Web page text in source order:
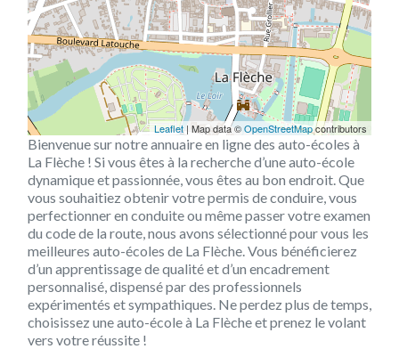
Leaflet| Map data ©OpenStreetMapcontributors
Bienvenue sur notre annuaire en ligne des auto-écoles à
La Flèche ! Si vous êtes à la recherche d’une auto-école
dynamique et passionnée, vous êtes au bon endroit. Que
vous souhaitiez obtenir votre permis de conduire, vous
perfectionner en conduite ou même passer votre examen
du code de la route, nous avons sélectionné pour vous les
meilleures auto-écoles de La Flèche. Vous bénéficierez
d’un apprentissage de qualité et d’un encadrement
personnalisé, dispensé par des professionnels
expérimentés et sympathiques. Ne perdez plus de temps,
choisissez une auto-école à La Flèche et prenez le volant
vers votre réussite !